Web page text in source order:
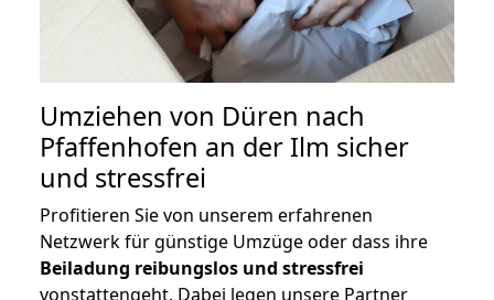
Umziehen von Düren nach
Pfaffenhofen an der Ilm sicher
und stressfrei
Profitieren Sie von unserem erfahrenen
Netzwerk für günstige Umzüge oder dass ihre
Beiladung reibungslos und stressfrei
vonstattengeht. Dabei legen unsere Partner